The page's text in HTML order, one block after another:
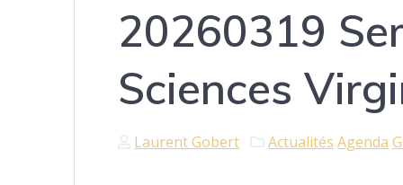
20260319
Sciences
Laurent Gobert Actualités Agenda